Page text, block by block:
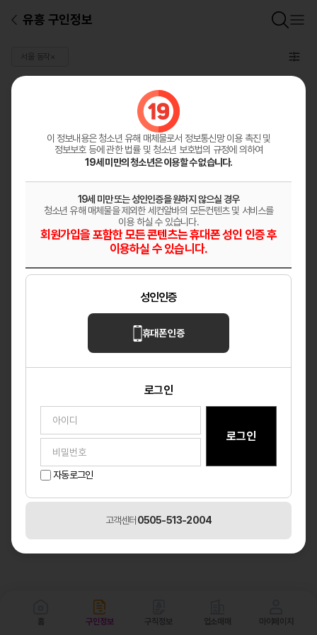
유흥 구인정보
서울 동작 ×
홈 구인정보 구직정보 업소매매 마이페이지
이 정보내용은 청소년 유해 매체물로서 정보통신망 이용 촉진 및
정보보호 등에 관한 법률 및 청소년 보호법의 규정에 의하여
19세 미만의 청소년은 이용할 수 없습니다.
19세 미만 또는 성인인증을 원하지 않으실 경우
청소년 유해 매체물을 제외한 세컨알바의 모든컨텐츠 및 서비스를
이용 하실 수 있습니다.
회원가입을 포함한 모든 콘텐츠는 휴대폰 성인 인증 후
이용하실 수 있습니다.
성인인증
휴대폰 인증
로그인
자동로그인
고객센터 0505-513-2004